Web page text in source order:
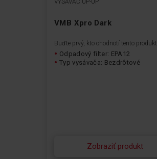
VYSÁVAČ UP-UP
VMB Xpro Dark
Zobraziť produkt
Buďte prvý, kto ohodnotí tento produkt
Odpadový filter: EPA12
Typ vysávača: Bezdrôtové